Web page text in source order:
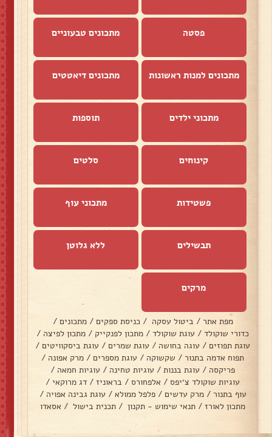
פסטה מתכונים טבעוניים
מתכונים למנות ראשונות מתכונים דיאטטים
מתכוני ילדים תוספות
קינוחים סלטים
פשטידות מתכוני עוף
תבשילים ללא גלוטן
מרקים
מפת אתר / ביטול עסקה / כניסת ספקים / מתכונים /
כדורי שוקולד / עוגת שוקולד / מתכון לפנקייק / מתכון לפיצה /
עוגת תפוזים / עוגה בחושה / עוגת שמרים / עוגת ביסקוויטים /
תפוח אדמה בתנור / שקשוקה / עוגת מספרים / מרק אפונה /
פריקסה / עוגת בננות / עוגיות טחינה / עוגיות חמאה /
עוגיות שוקולד צ׳יפס / אלפחורס / בראוניז / דג מרוקאי /
עוף בתנור / מרק עדשים / פלפל ממולא / עוגת גבינה אפויה /
מתכון לאורז / תנאי שימוש - תקנון / תכנית בישול / אסאדו